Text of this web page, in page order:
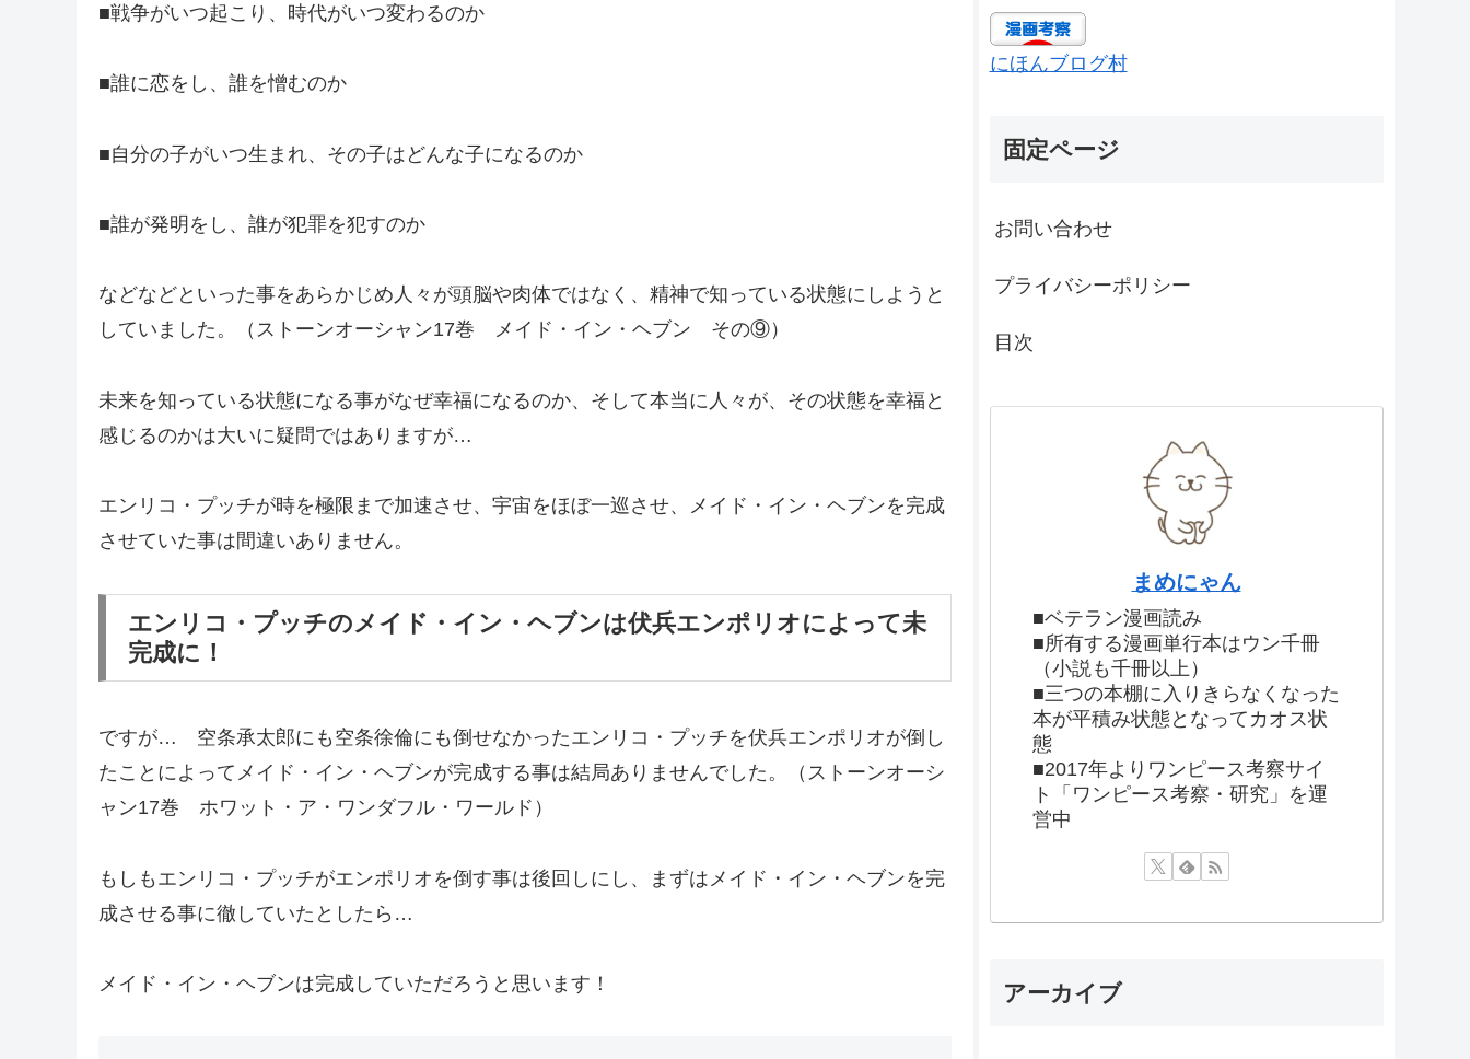
■戦争がいつ起こり、時代がいつ変わるのか
■誰に恋をし、誰を憎むのか
■自分の子がいつ生まれ、その子はどんな子になるのか
■誰が発明をし、誰が犯罪を犯すのか
などなどといった事をあらかじめ人々が頭脳や肉体ではなく、精神で知っている状態にしようと
していました。（ストーンオーシャン17巻 メイド・イン・ヘブン その⑨）
未来を知っている状態になる事がなぜ幸福になるのか、そして本当に人々が、その状態を幸福と
感じるのかは大いに疑問ではありますが…
エンリコ・プッチが時を極限まで加速させ、宇宙をほぼ一巡させ、メイド・イン・ヘブンを完成
させていた事は間違いありません。
エンリコ・プッチのメイド・イン・ヘブンは伏兵エンポリオによって未
完成に！
ですが… 空条承太郎にも空条徐倫にも倒せなかったエンリコ・プッチを伏兵エンポリオが倒し
たことによってメイド・イン・ヘブンが完成する事は結局ありませんでした。（ストーンオーシ
ャン17巻 ホワット・ア・ワンダフル・ワールド）
もしもエンリコ・プッチがエンポリオを倒す事は後回しにし、まずはメイド・イン・ヘブンを完
成させる事に徹していたとしたら…
メイド・イン・ヘブンは完成していただろうと思います！
にほんブログ村
固定ページ
お問い合わせ
プライバシーポリシー
目次
まめにゃん
■ベテラン漫画読み
■所有する漫画単行本はウン千冊
（小説も千冊以上）
■三つの本棚に入りきらなくなった
本が平積み状態となってカオス状
態
■2017年よりワンピース考察サイ
ト「ワンピース考察・研究」を運
営中
アーカイブ